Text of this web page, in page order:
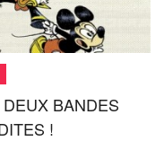
BANDES
!